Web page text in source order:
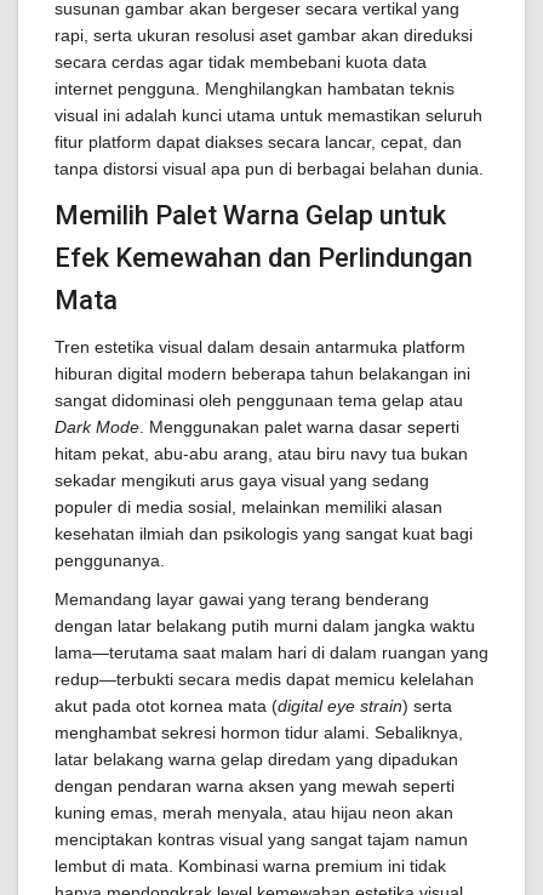
susunan gambar akan bergeser secara vertikal yang
rapi, serta ukuran resolusi aset gambar akan direduksi
secara cerdas agar tidak membebani kuota data
internet pengguna. Menghilangkan hambatan teknis
visual ini adalah kunci utama untuk memastikan seluruh
fitur platform dapat diakses secara lancar, cepat, dan
tanpa distorsi visual apa pun di berbagai belahan dunia.
Memilih Palet Warna Gelap untuk
Efek Kemewahan dan Perlindungan
Mata
Tren estetika visual dalam desain antarmuka platform
hiburan digital modern beberapa tahun belakangan ini
sangat didominasi oleh penggunaan tema gelap atau
Dark Mode . Menggunakan palet warna dasar seperti
hitam pekat, abu-abu arang, atau biru navy tua bukan
sekadar mengikuti arus gaya visual yang sedang
populer di media sosial, melainkan memiliki alasan
kesehatan ilmiah dan psikologis yang sangat kuat bagi
penggunanya.
Memandang layar gawai yang terang benderang
dengan latar belakang putih murni dalam jangka waktu
lama—terutama saat malam hari di dalam ruangan yang
redup—terbukti secara medis dapat memicu kelelahan
akut pada otot kornea mata (digital eye strain) serta
menghambat sekresi hormon tidur alami. Sebaliknya,
latar belakang warna gelap diredam yang dipadukan
dengan pendaran warna aksen yang mewah seperti
kuning emas, merah menyala, atau hijau neon akan
menciptakan kontras visual yang sangat tajam namun
lembut di mata. Kombinasi warna premium ini tidak